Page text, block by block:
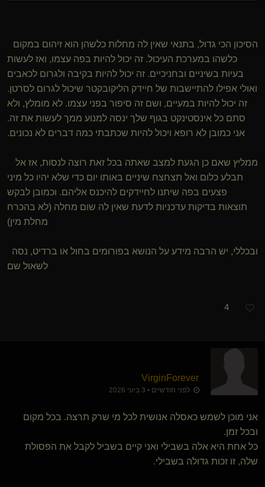
הסיכון הכי גדול, בתנאי שאין לה מחלות כלשהן הוא זיהום במקום
כלשהו במערכת העיכול. זה יכול להיות בפה עצמו, ואז לעשות
בעיות בשיניים ובחניכיים. זה יכול להיות בקיבה ולגרום לכאבים
ואולי אפילו להתיישבות של חיידק הליקובקטר שיכול לגרום לסרטן.
זה יכול להיות במעיים, ושם זה סיפור בפני עצמו. לא מומלץ, ולא
סתם כל אינסטינקט בגוף שלך ינסה למנוע ממך לעשות את זה.
אני כמובן לא רופא ויכול להיות שכתבתי כמה דברים לא נכונים.
ממליץ שאם כן הגעת למצב שאתה בכל זאת רוצה לנסות, אז אל
תבלע כלום ואל תצחצח שיניים באותו יום כדי שלא יהיו כל מיני
פצעים בפה שיתנו לחיידקים להיכנס אליהם. וכמובן לבקש
תוצאות בדיקות עדכניות לדעת שאין לה שום מחלה (לא בהכרח
מחלת מין)
ובכללי, יש הרבה מידע על הנושא בפורומים בחול או ברדיט, נסה
לשאול שם
4
VirginForever
לפני חודשיים • 3 ביוני 2026
אני מוכן לשמש כאסלה אנושית לכל מי שרק תרצה. בכל מקום
ובכל זמן.
כל אחת היא אלה בשבילי ואני קיים בשביל לקבל את הפסולת
שלה, זו זכות גדולה בשבילי.